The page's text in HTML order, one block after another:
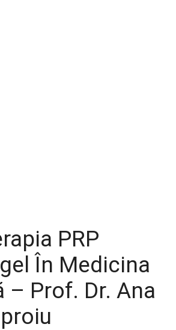
PRP
În Medicina
– Prof. Dr. Ana